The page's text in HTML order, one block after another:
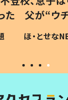
った 父が“ウ
る理由とは #
ほ・とせな